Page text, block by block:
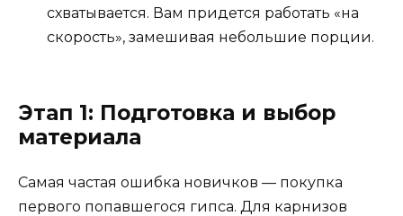
схватывается. Вам придется работать «на
скорость», замешивая небольшие порции.
Этап 1: Подготовка и выбор
материала
Самая частая ошибка новичков — покупка
первого попавшегося гипса. Для карнизов